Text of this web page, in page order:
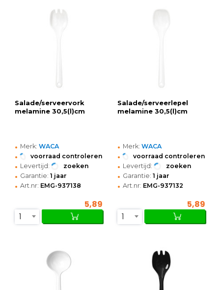
Salade/serveervork
melamine 30,5(l)cm
• Merk: WACA
• voorraad controleren
• Levertijd: zoeken
• Garantie: 1 jaar
• Art.nr: EMG-937138
5,89
1
Salade/serveerlepel
melamine 30,5(l)cm
• Merk: WACA
• voorraad controleren
• Levertijd: zoeken
• Garantie: 1 jaar
• Art.nr: EMG-937132
5,89
1